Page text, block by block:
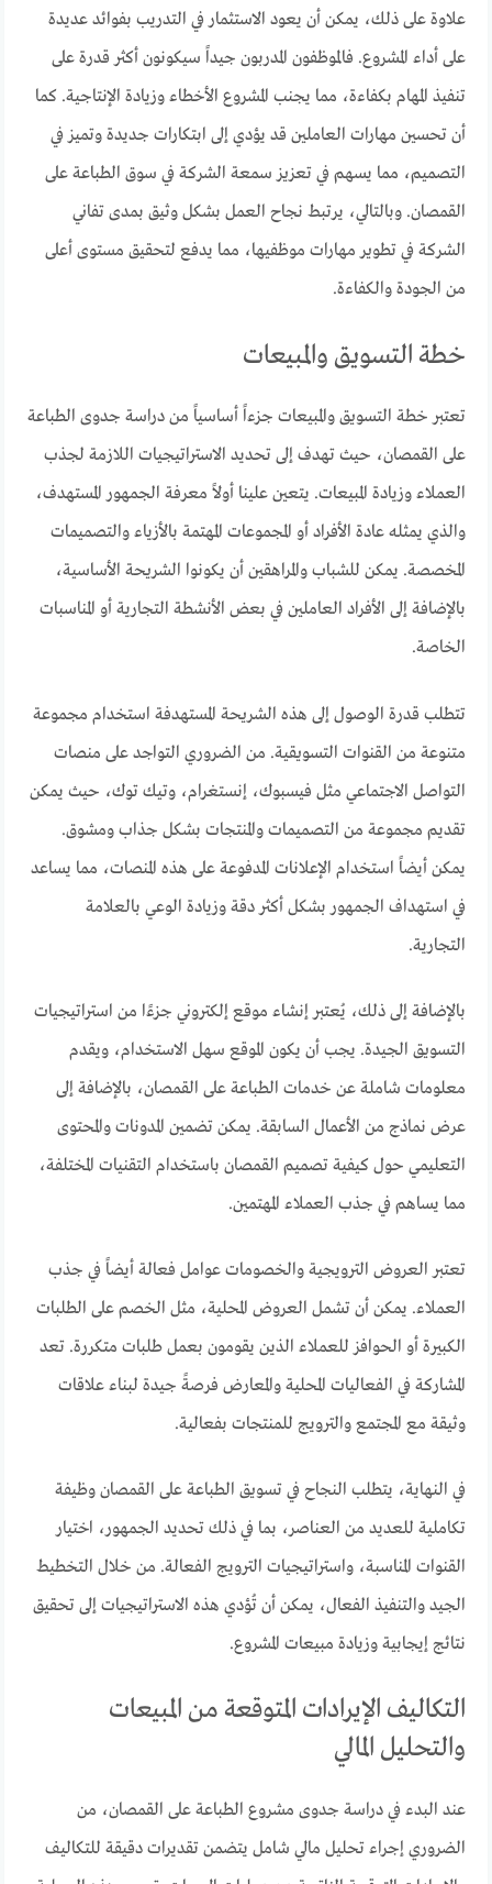
علاوة على ذلك، يمكن أن يعود الاستثمار في التدريب بفوائد عديدة
على أداء المشروع. فالموظفون المدربون جيداً سيكونون أكثر قدرة على
تنفيذ المهام بكفاءة، مما يجنب المشروع الأخطاء وزيادة الإنتاجية. كما
أن تحسين مهارات العاملين قد يؤدي إلى ابتكارات جديدة وتميز في
التصميم، مما يسهم في تعزيز سمعة الشركة في سوق الطباعة على
القمصان. وبالتالي، يرتبط نجاح العمل بشكل وثيق بمدى تفاني
الشركة في تطوير مهارات موظفيها، مما يدفع لتحقيق مستوى أعلى
من الجودة والكفاءة.
خطة التسويق والمبيعات
تعتبر خطة التسويق والمبيعات جزءاً أساسياً من دراسة جدوى الطباعة
على القمصان، حيث تهدف إلى تحديد الاستراتيجيات اللازمة لجذب
العملاء وزيادة المبيعات. يتعين علينا أولاً معرفة الجمهور المستهدف،
والذي يمثله عادة الأفراد أو المجموعات المهتمة بالأزياء والتصميمات
المخصصة. يمكن للشباب والمراهقين أن يكونوا الشريحة الأساسية،
بالإضافة إلى الأفراد العاملين في بعض الأنشطة التجارية أو المناسبات
الخاصة.
تتطلب قدرة الوصول إلى هذه الشريحة المستهدفة استخدام مجموعة
متنوعة من القنوات التسويقية. من الضروري التواجد على منصات
التواصل الاجتماعي مثل فيسبوك، إنستغرام، وتيك توك، حيث يمكن
تقديم مجموعة من التصميمات والمنتجات بشكل جذاب ومشوق.
يمكن أيضاً استخدام الإعلانات المدفوعة على هذه المنصات، مما يساعد
في استهداف الجمهور بشكل أكثر دقة وزيادة الوعي بالعلامة
التجارية.
بالإضافة إلى ذلك، يُعتبر إنشاء موقع إلكتروني جزءًا من استراتيجيات
التسويق الجيدة. يجب أن يكون الموقع سهل الاستخدام، ويقدم
معلومات شاملة عن خدمات الطباعة على القمصان، بالإضافة إلى
عرض نماذج من الأعمال السابقة. يمكن تضمين المدونات والمحتوى
التعليمي حول كيفية تصميم القمصان باستخدام التقنيات المختلفة،
مما يساهم في جذب العملاء المهتمين.
تعتبر العروض الترويجية والخصومات عوامل فعالة أيضاً في جذب
العملاء. يمكن أن تشمل العروض المحلية، مثل الخصم على الطلبات
الكبيرة أو الحوافز للعملاء الذين يقومون بعمل طلبات متكررة. تعد
المشاركة في الفعاليات المحلية والمعارض فرصةً جيدة لبناء علاقات
وثيقة مع المجتمع والترويج للمنتجات بفعالية.
في النهاية، يتطلب النجاح في تسويق الطباعة على القمصان وظيفة
تكاملية للعديد من العناصر، بما في ذلك تحديد الجمهور، اختيار
القنوات المناسبة، واستراتيجيات الترويج الفعالة. من خلال التخطيط
الجيد والتنفيذ الفعال، يمكن أن تُؤدي هذه الاستراتيجيات إلى تحقيق
نتائج إيجابية وزيادة مبيعات المشروع.
التكاليف الإيرادات المتوقعة من المبيعات
والتحليل المالي
عند البدء في دراسة جدوى مشروع الطباعة على القمصان، من
الضروري إجراء تحليل مالي شامل يتضمن تقديرات دقيقة للتكاليف